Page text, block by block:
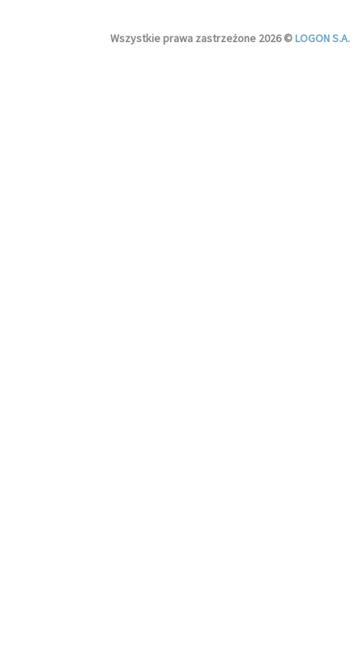
Wszystkie prawa zastrzeżone 2026 ©LOGON S.A.